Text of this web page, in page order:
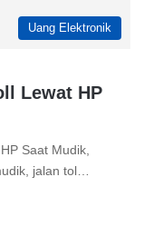
Uang Elektronik
Lewat HP
Saat Mudik,
jalan tol…